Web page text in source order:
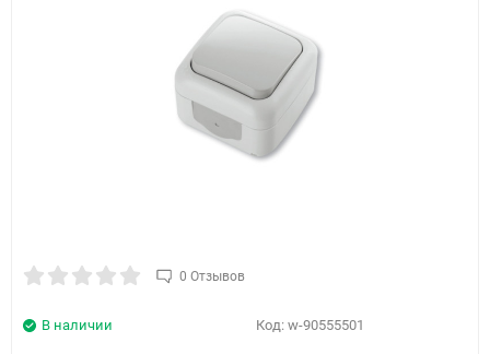
0 Отзывов
Код: w-90555501
В наличии